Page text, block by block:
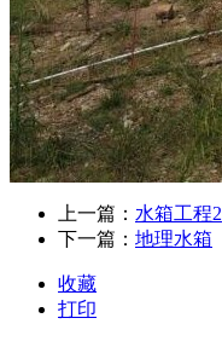
上一篇： 水箱工程2
下一篇： 地理水箱
收藏
打印